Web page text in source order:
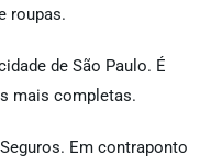
roupas.
de São Paulo. É
mais completas.
Em contraponto